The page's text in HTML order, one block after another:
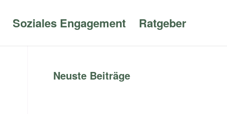
Soziales Engagement Ratgeber
Neuste Beiträge